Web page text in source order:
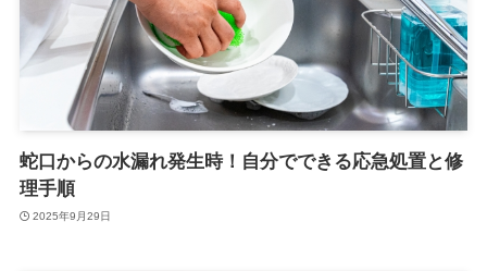
蛇口からの水漏れ発生時！自分でできる応急処置と修
理手順
2025年9月29日